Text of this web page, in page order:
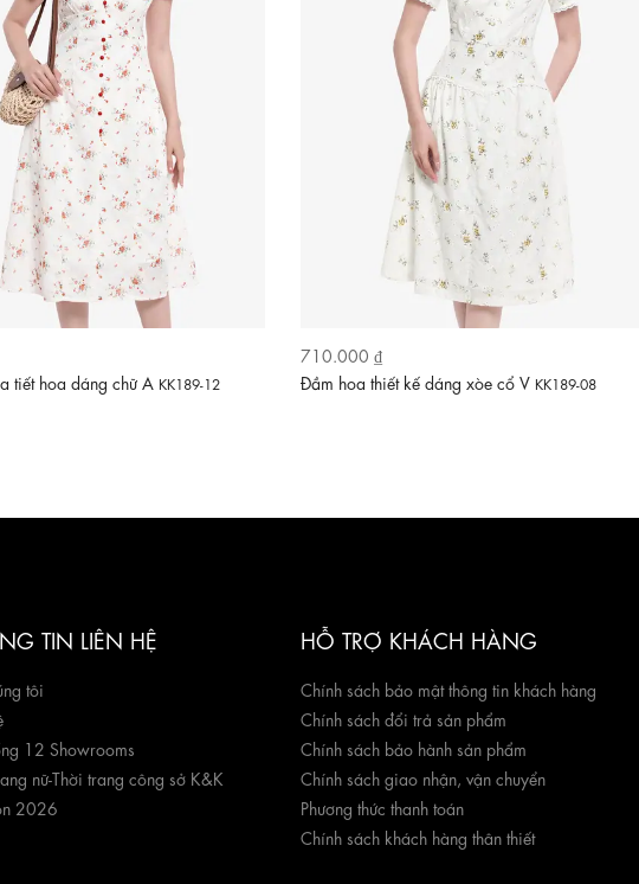
tiết hoa dáng chữ A KK189-12
710.000 ₫
Đầm hoa thiết kế dáng xòe cổ V KK189-08
TIN LIÊN HỆ
tôi
12 Showrooms
nữ-Thời trang công sở K&K
2026
HỖ TRỢ KHÁCH HÀNG
Chính sách bảo mật thông tin khách hàng
Chính sách đổi trả sản phẩm
Chính sách bảo hành sản phẩm
Chính sách giao nhận, vận chuyển
Phương thức thanh toán
Chính sách khách hàng thân thiết